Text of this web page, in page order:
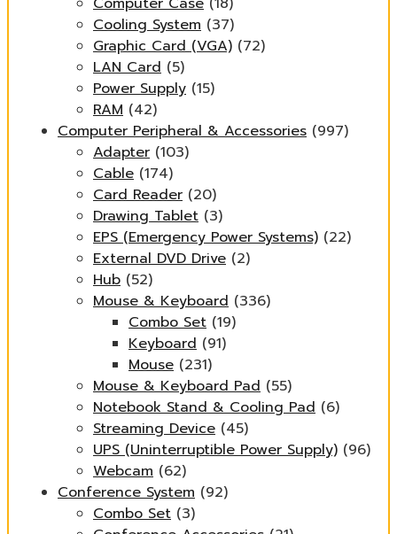
Cooling System (37)
Graphic Card (VGA) (72)
LAN Card (5)
Power Supply (15)
RAM (42)
Computer Peripheral & Accessories (997)
Adapter (103)
Cable (174)
Card Reader (20)
Drawing Tablet (3)
EPS (Emergency Power Systems) (22)
External DVD Drive (2)
Hub (52)
Mouse & Keyboard (336)
Combo Set (19)
Keyboard (91)
Mouse (231)
Mouse & Keyboard Pad (55)
Notebook Stand & Cooling Pad (6)
Streaming Device (45)
UPS (Uninterruptible Power Supply) (96)
Webcam (62)
Conference System (92)
Combo Set (3)